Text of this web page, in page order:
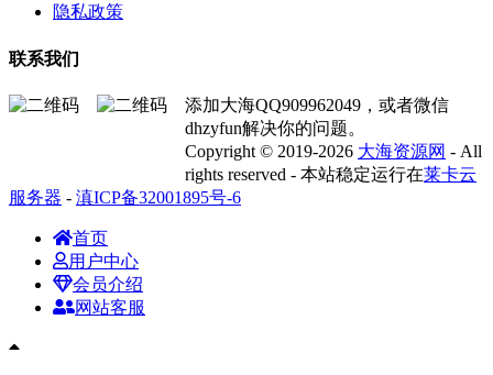
隐私政策
联系我们
添加大海QQ909962049，或者微信
dhzyfun解决你的问题。
Copyright © 2019-2026 大海资源网 - All
rights reserved - 本站稳定运行在莱卡云
服务器 - 滇ICP备32001895号-6
首页
用户中心
会员介绍
网站客服